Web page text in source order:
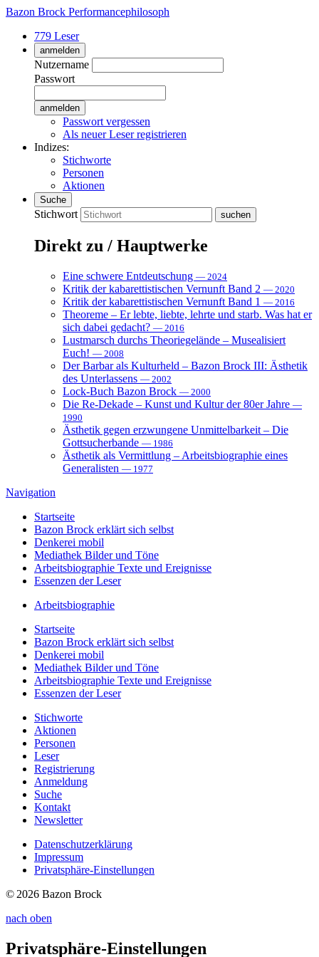
Bazon Brock Performancephilosoph
779 Leser
anmelden
Nutzername
Passwort
Passwort vergessen
Als neuer Leser registrieren
Indizes:
Stichworte
Personen
Aktionen
Suche
Stichwort
Direkt zu / Hauptwerke
Eine schwere Entdeutschung — 2024
Kritik der kabarettistischen Vernunft Band 2 — 2020
Kritik der kabarettistischen Vernunft Band 1 — 2016
Theoreme – Er lebte, liebte, lehrte und starb. Was hat er
sich dabei gedacht? — 2016
Lustmarsch durchs Theoriegelände – Musealisiert
Euch! — 2008
Der Barbar als Kulturheld – Bazon Brock III: Ästhetik
des Unterlassens — 2002
Lock-Buch Bazon Brock — 2000
Die Re-Dekade – Kunst und Kultur der 80er Jahre —
1990
Ästhetik gegen erzwungene Unmittelbarkeit – Die
Gottsucherbande — 1986
Ästhetik als Vermittlung – Arbeitsbiographie eines
Generalisten — 1977
Navigation
Startseite
Bazon Brock erklärt sich selbst
Denkerei mobil
Mediathek Bilder und Töne
Arbeitsbiographie Texte und Ereignisse
Essenzen der Leser
Arbeitsbiographie
Startseite
Bazon Brock erklärt sich selbst
Denkerei mobil
Mediathek Bilder und Töne
Arbeitsbiographie Texte und Ereignisse
Essenzen der Leser
Stichworte
Aktionen
Personen
Leser
Registrierung
Anmeldung
Suche
Kontakt
Newsletter
Datenschutzerklärung
Impressum
Privatsphäre-Einstellungen
© 2026 Bazon Brock
nach oben
Privatsphäre-Einstellungen